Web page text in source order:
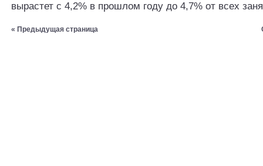
вырастет с 4,2% в прошлом году до 4,7% от всех
« Предыдущая страница